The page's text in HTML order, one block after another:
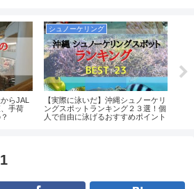
らJAL
手荷
シュノーケリング
【実際に泳いだ】沖縄シュノーケリ
ングスポットランキング２３選！個
人で自由に泳げるおすすめポイント